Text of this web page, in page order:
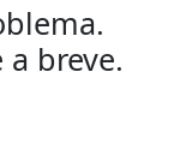
breve.